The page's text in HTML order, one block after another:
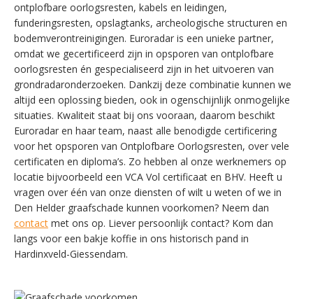
ontplofbare oorlogsresten, kabels en leidingen,
funderingsresten, opslagtanks, archeologische structuren en
bodemverontreinigingen. Euroradar is een unieke partner,
omdat we gecertificeerd zijn in opsporen van ontplofbare
oorlogsresten én gespecialiseerd zijn in het uitvoeren van
grondradaronderzoeken. Dankzij deze combinatie kunnen we
altijd een oplossing bieden, ook in ogenschijnlijk onmogelijke
situaties. Kwaliteit staat bij ons vooraan, daarom beschikt
Euroradar en haar team, naast alle benodigde certificering
voor het opsporen van Ontplofbare Oorlogsresten, over vele
certificaten en diploma’s. Zo hebben al onze werknemers op
locatie bijvoorbeeld een VCA Vol certificaat en BHV. Heeft u
vragen over één van onze diensten of wilt u weten of we in
Den Helder graafschade kunnen voorkomen? Neem dan
contact met ons op. Liever persoonlijk contact? Kom dan
langs voor een bakje koffie in ons historisch pand in
Hardinxveld-Giessendam.